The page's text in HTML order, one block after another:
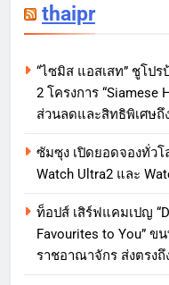
thaipr
“ไซมิส แอสเสท” ชูโป
2 โครงการ “Siamese
ส่วนลดและสิทธิพิเศษถึ
ซัมซุง เปิดยอดจองทั่วโ
Watch Ultra2 และ
ท็อปส์ เสิร์ฟแคมเปญ
Favourites to You”
ราชอาณาจักร ส่งตรง